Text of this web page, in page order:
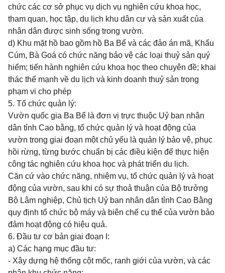
chức các cơ sở phục vụ dịch vụ nghiên cứu khoa học,
tham quan, học tập, du lịch khu dân cư và sản xuất của
nhân dân được sinh sống trong vườn.
d) Khu mặt hồ bao gồm hồ Ba Bể và các đảo án mã, Khẩu
Cúm, Bà Goá có chức năng bảo vệ các loại thuỷ sản quý
hiếm; tiến hành nghiên cứu khoa học theo chuyên đề; khai
thác thế mạnh về du lịch và kinh doanh thuỷ sản trong
phạm vi cho phép
5. Tổ chức quản lý:
Vườn quốc gia Ba Bể là đơn vị trực thuộc Uỷ ban nhân
dân tỉnh Cao bằng, tổ chức quản lý và hoạt động của
vườn trong giai đoạn một chủ yếu là quản lý bảo vệ, phục
hồi rừng, từng bước chuẩn bị các điều kiện để thực hiện
công tác nghiên cứu khoa học và phát triển du lịch.
Căn cứ vào chức năng, nhiệm vụ, tổ chức quản lý và hoạt
động của vườn, sau khi có sự thoả thuận của Bộ trưởng
Bộ Lâm nghiệp, Chủ tịch Uỷ ban nhân dân tỉnh Cao Bằng
quy định tổ chức bộ máy và biên chế cụ thể của vườn bảo
đảm hoạt động có hiệu quả.
6. Đầu tư cơ bản giai đoạn I:
a) Các hạng mục đầu tư:
- Xây dựng hệ thống cột mốc, ranh giới của vườn, và các